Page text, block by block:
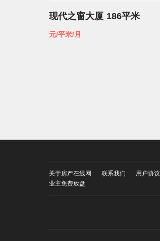
现代之窗大厦 186平米
元/平米/月
关于房产在线网 联系我们 用户协议
业主免费放盘